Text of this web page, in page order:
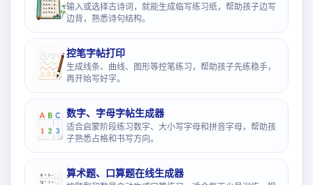
输入或选择古诗词，就能生成临写练习纸，帮助孩子边写
边背，熟悉诗句结构。
控笔字帖打印
生成线条、曲线、图形等控笔练习，帮助孩子先练稳手，
再开始写好字。
数字、字母字帖生成器
适合启蒙阶段练习数字、大小写字母和拼音字母，帮助孩
子熟悉占格和书写方向。
算术题、口算题在线生成器